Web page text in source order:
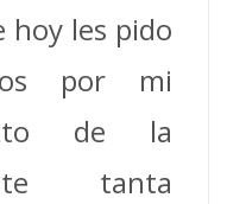
hoy les pido
por mi
de la
tanta